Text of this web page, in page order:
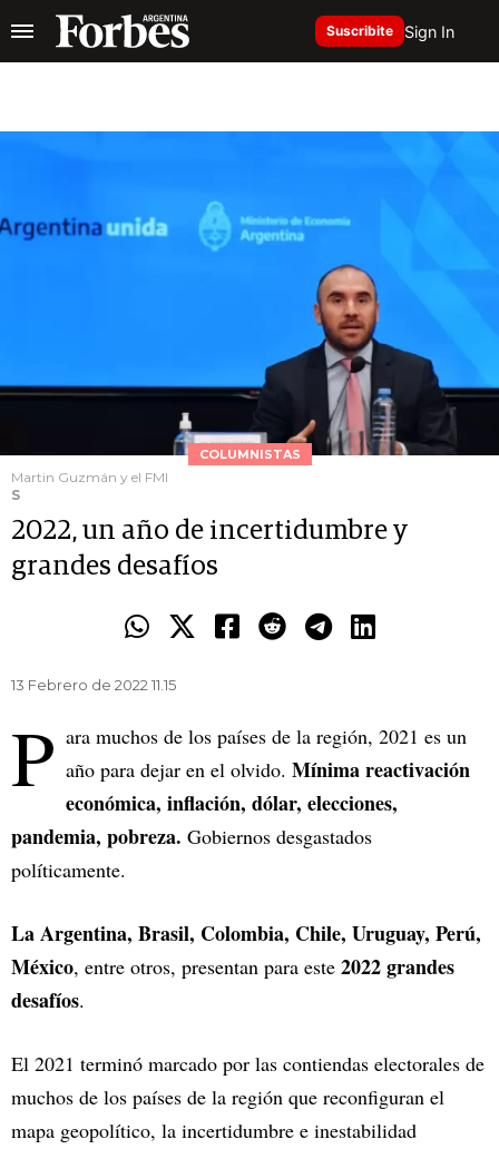
Suscribite Sign In
COLUMNISTAS
Martin Guzmán y el FMI
S
2022, un año de incertidumbre y
grandes desafíos
13 Febrero de 2022 11.15
P ara muchos de los países de la región, 2021 es un
año para dejar en el olvido. Mínima reactivación
económica, inflación, dólar, elecciones,
pandemia, pobreza. Gobiernos desgastados
políticamente.
La Argentina, Brasil, Colombia, Chile, Uruguay, Perú,
México, entre otros, presentan para este 2022 grandes
desafíos.
El 2021 terminó marcado por las contiendas electorales de
muchos de los países de la región que reconfiguran el
mapa geopolítico, la incertidumbre e inestabilidad